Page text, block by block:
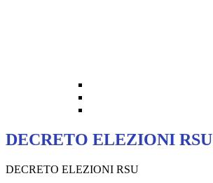
DECRETO ELEZIONI RSU
DECRETO ELEZIONI RSU